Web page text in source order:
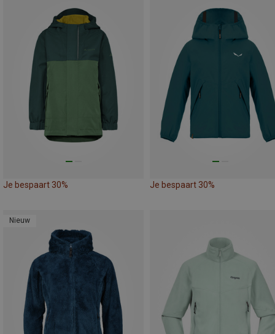
Je bespaart 30% Je bespaart 30%
Nieuw